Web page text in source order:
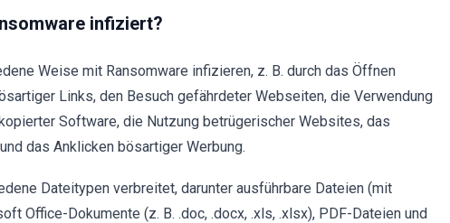
infiziert?
Weise mit Ransomware infizieren, z. B. durch das Öffnen
Links, den Besuch gefährdeter Webseiten, die Verwendung
Software, die Nutzung betrügerischer Websites, das
das Anklicken bösartiger Werbung.
Dateitypen verbreitet, darunter ausführbare Dateien (mit
Office-Dokumente (z. B. .doc, .docx, .xls, .xlsx), PDF-Dateien und